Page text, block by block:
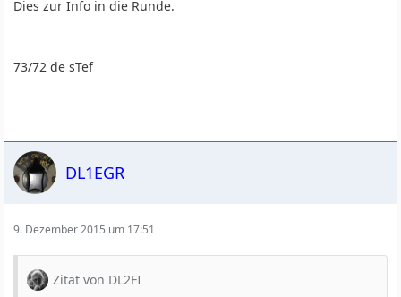
Dies zur Info in die Runde.
73/72 de sTef
DL1EGR
9. Dezember 2015 um 17:51
Zitat von DL2FI